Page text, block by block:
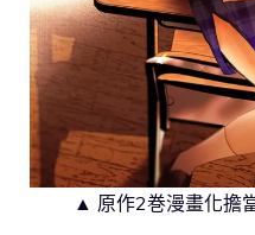
▲ 原作2巻漫畫化擔